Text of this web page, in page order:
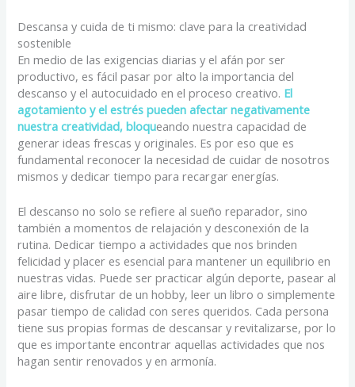
Descansa y cuida de ti mismo: clave para la creatividad
sostenible
En medio de las exigencias diarias y el afán por ser
productivo, es fácil pasar por alto la importancia del
descanso y el autocuidado en el proceso creativo. El
agotamiento y el estrés pueden afectar negativamente
nuestra creatividad, bloqueando nuestra capacidad de
generar ideas frescas y originales. Es por eso que es
fundamental reconocer la necesidad de cuidar de nosotros
mismos y dedicar tiempo para recargar energías.
El descanso no solo se refiere al sueño reparador, sino
también a momentos de relajación y desconexión de la
rutina. Dedicar tiempo a actividades que nos brinden
felicidad y placer es esencial para mantener un equilibrio en
nuestras vidas. Puede ser practicar algún deporte, pasear al
aire libre, disfrutar de un hobby, leer un libro o simplemente
pasar tiempo de calidad con seres queridos. Cada persona
tiene sus propias formas de descansar y revitalizarse, por lo
que es importante encontrar aquellas actividades que nos
hagan sentir renovados y en armonía.